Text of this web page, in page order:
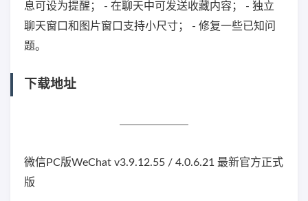
息可设为提醒； - 在聊天中可发送收藏内容； - 独立
聊天窗口和图片窗口支持小尺寸； - 修复一些已知问
题。
下载地址
微信PC版WeChat v3.9.12.55 / 4.0.6.21 最新官方正式
版